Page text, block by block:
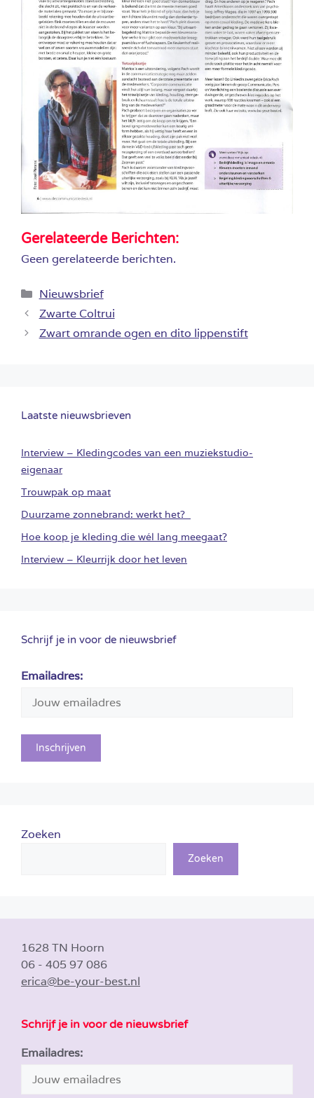
Gerelateerde Berichten:
Geen gerelateerde berichten.
Categorieën
Nieuwsbrief
Zwarte Coltrui
Zwart omrande ogen en dito lippenstift
Laatste nieuwsbrieven
Interview – Kledingcodes van een muziekstudio-
eigenaar
Trouwpak op maat
Duurzame zonnebrand: werkt het?
Hoe koop je kleding die wél lang meegaat?
Interview – Kleurrijk door het leven
Schrijf je in voor de nieuwsbrief
Emailadres:
Zoeken
Zoeken
1628 TN Hoorn
06 - 405 97 086
erica@be-your-best.nl
Schrijf je in voor de nieuwsbrief
Emailadres: